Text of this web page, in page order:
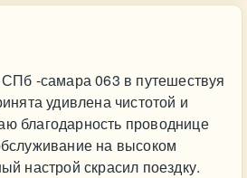
-самара 063 в путешествуя
удивлена чистотой и
благодарность проводнице
на высоком
настрой скрасил поездку.